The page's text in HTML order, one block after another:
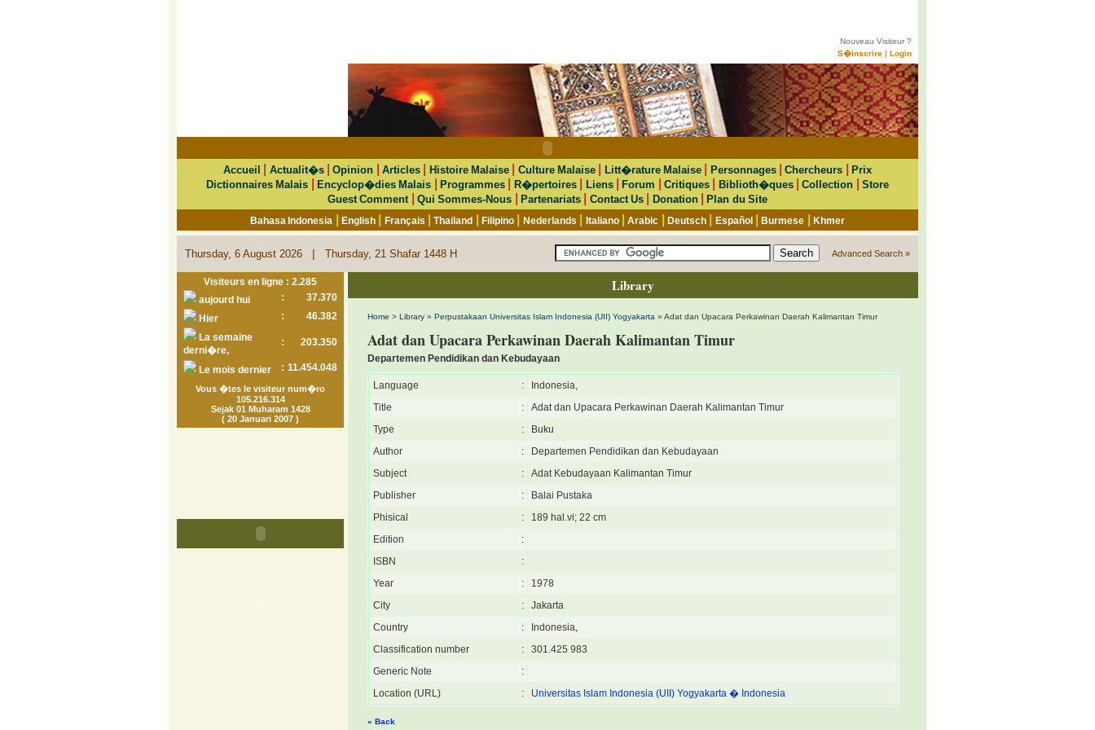
Nouveau Visiteur ?
S�inscrire | Login
Accueil Actualit�s|Opinion Articles| Histoire Malaise| Culture Malaise Litt�rature Malaise Personnages|Chercheurs |Prix
Dictionnaires Malais |Encyclop�dies Malais |Programmes R�pertoires| Liens|Forum Critiques| Biblioth�ques|Collection
Store
Guest Comment
Qui Sommes-Nous Partenariats Contact Us Donation|Plan du Site
Bahasa Indonesia |English Français |Thailand |Filipino Nederlands Italiano|Arabic Deutsch| Español|Burmese Khmer
Thursday, 6 August 2026 | Thursday, 21 Shafar 1448 H Advanced Search »
Visiteurs en ligne : 2.285
aujourd hui
:
37.370
Hier
:
46.382
La semaine
derni�re,
: 203.350
Le mois dernier : 11.454.048
Vous �tes le visiteur num�ro
105.216.314
Sejak 01 Muharam 1428
( 20 Januari 2007 )
Library
Home > Library » Perpustakaan Universitas Islam Indonesia (UII) Yogyakarta » Adat dan Upacara Perkawinan Daerah Kalimantan Timur
Adat dan Upacara Perkawinan Daerah Kalimantan Timur
Departemen Pendidikan dan Kebudayaan
Language :
Indonesia,
Title
:
Adat dan Upacara Perkawinan Daerah Kalimantan Timur
Type
:
Buku
Author
:
Departemen Pendidikan dan Kebudayaan
Subject
:
Adat Kebudayaan Kalimantan Timur
Publisher
:
Balai Pustaka
Phisical
:
189 hal.vi; 22 cm
Edition
:
ISBN
:
Year
:
1978
City
:
Jakarta
Country
:
Indonesia,
Classification number
:
301.425 983
Generic Note
:
Location (URL)
: Universitas Islam Indonesia (UII) Yogyakarta � Indonesia
« Back